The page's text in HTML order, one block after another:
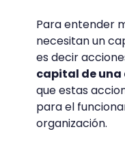
Para entender
necesitan un
es decir
capital de una
que estas
para el
organización.